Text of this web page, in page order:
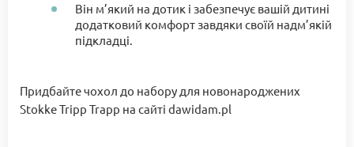
Він м’який на дотик і забезпечує вашій дитині
додатковий комфорт завдяки своїй надм’якій
підкладці.
Придбайте чохол до набору для новонароджених
Stokke Tripp Trapp на сайті dawidam.pl